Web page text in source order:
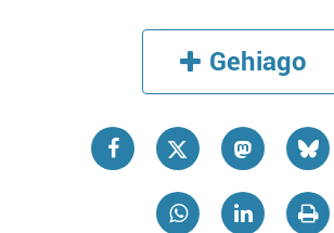
Gehiago